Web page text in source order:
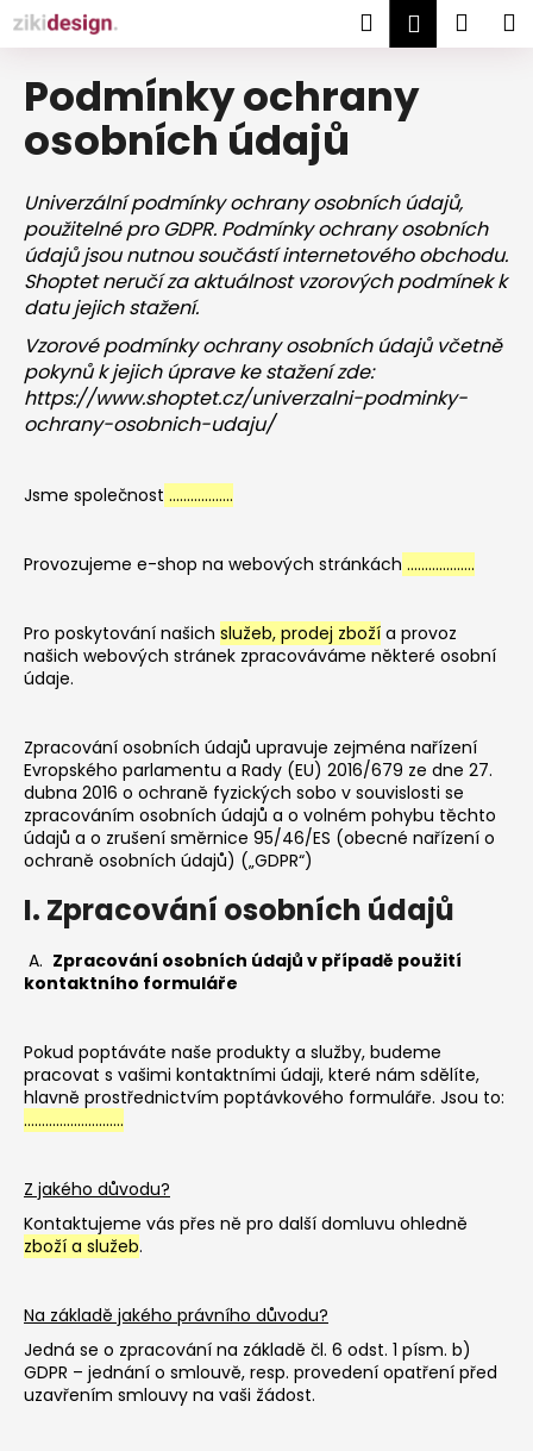
Přejít
na
obsah
Hledat
Podmínky ochrany
osobních údajů
Univerzální podmínky ochrany osobních údajů,
použitelné pro GDPR. Podmínky ochrany osobních
údajů jsou nutnou součástí internetového obchodu.
Shoptet neručí za aktuálnost vzorových podmínek k
datu jejich stažení.
Vzorové podmínky ochrany osobních údajů včetně
pokynů k jejich úprave ke stažení zde:
https://www.shoptet.cz/univerzalni-podminky-
ochrany-osobnich-udaju/
Jsme společnost ……………...
Provozujeme e-shop na webových stránkách ……………….
Pro poskytování našich služeb, prodej zboží a provoz
našich webových stránek zpracováváme některé osobní
údaje.
Zpracování osobních údajů upravuje zejména nařízení
Evropského parlamentu a Rady (EU) 2016/679 ze dne 27.
dubna 2016 o ochraně fyzických sobo v souvislosti se
zpracováním osobních údajů a o volném pohybu těchto
údajů a o zrušení směrnice 95/46/ES (obecné nařízení o
ochraně osobních údajů) („GDPR“)
I. Zpracování osobních údajů
A. Zpracování osobních údajů v případě použití
kontaktního formuláře
Pokud poptáváte naše produkty a služby, budeme
pracovat s vašimi kontaktními údaji, které nám sdělíte,
hlavně prostřednictvím poptávkového formuláře. Jsou to:
……………………….
Z jakého důvodu?
Kontaktujeme vás přes ně pro další domluvu ohledně
zboží a služeb.
Na základě jakého právního důvodu?
Jedná se o zpracování na základě čl. 6 odst. 1 písm. b)
GDPR – jednání o smlouvě, resp. provedení opatření před
uzavřením smlouvy na vaši žádost.
K
o
C
o
p
o
t
ř
e
b
u
j
e
e
a
í
t
?
HLEDAT
D
p
o
u
č
u
j
m
e
-
JASAN
BEZ
ŠUPLÍKŮ
30